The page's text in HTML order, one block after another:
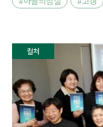
컬처